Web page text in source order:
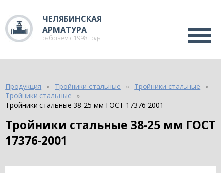
ЧЕЛЯБИНСКАЯ
АРМАТУРА
работаем с 1998 года
Продукция Тройники стальные
Тройники стальные
Тройники стальные
Тройники стальные 38-25 мм ГОСТ 17376-2001
Тройники стальные 38-25 мм ГОСТ
17376-2001